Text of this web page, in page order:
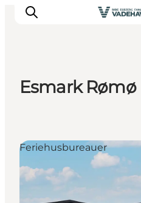
Oplev Fanø
Oplev Mandø
Oplev Vadehavet
Det Sker
Esmark Rømø
Feriehusbureauer